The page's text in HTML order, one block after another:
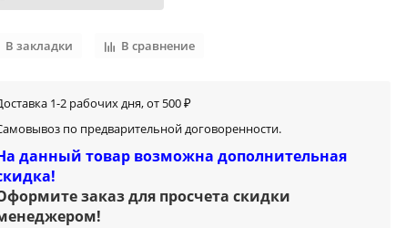
В закладки В сравнение
1-2 рабочих дня, от 500 ₽
по предварительной договоренности.
данный товар возможна дополнительная
заказ для просчета скидки
!